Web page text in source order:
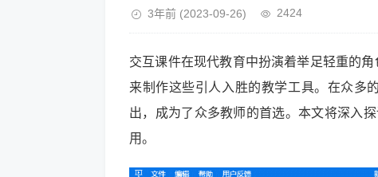
3年前 (2023-09-26) 2424
交互课件在现代教育中扮演着举足轻重的
来制作这些引人入胜的教学工具。在众多的
出，成为了众多教师的首选。本文将深入
用。